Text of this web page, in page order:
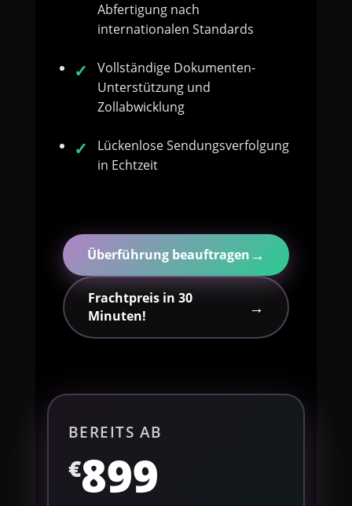
Abfertigung nach
internationalen Standards
Vollständige Dokumenten-
Unterstützung und
Zollabwicklung
Lückenlose Sendungsverfolgung
in Echtzeit
Überführung beauftragen→
Frachtpreis in 30
Minuten!
→
BEREITS AB
€899